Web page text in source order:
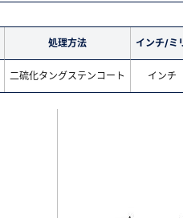
処理方法 インチ/ミ
二硫化タングステンコート インチ